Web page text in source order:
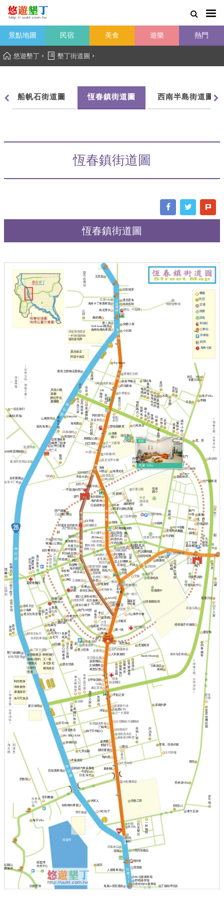
景點地圖 民宿 美食 遊樂 熱門
悠遊墾丁 › 墾丁街道圖 ›
船帆石街道圖 恆春鎮街道圖 西南半島街道圖
恆春鎮街道圖
恆春鎮街道圖
民宿
芃家 Villa
五里庭
餐廳
民宿
交通
娛樂
其他
加油站
公車站
停車場
廁所
海角七號
飛靶射擊場
往下接南灣北區
往後壁湖
驛站（可驗車）
南北潛水
小太陽
中華電信
富
群
149
咖
啡
燦
坤
尚
格
租
車
慕蘭
美國點心屋
薑母鴨
拉亞漢堡
85度C
瑪瑪米亞
黑藩租車
木箱火鍋
山風飛羽
藍色海遇
監理所
初夏日和
僑勇
國小
正一大賣場
全聯
莫尼克早午餐
四季
日內瓦
不能過的西門
北門
西門
海的顏色
海的顏色
亞福租車
兒童公園 恆春
國小
中正
游泳池
清水
越南料理
小牛村
阿賢牛排
包手
縣城
立體停車場
39焗烤
恆春公有市場
福記蒸餃
黑仔の店
阿香羊肉
阿鴻麵店
宏迪 戶政
恆春
分局
東門
50巷 東風
中元
搶孤
場地
出
火
東門
星
星
有
機
田
園
鎮公所
圖書館
消防局
衛生所
恆春地政
艾倫
恆春國中
恆春轉運站
恆春國稅局
小山東早午餐
第一銀行
南門醫院
白羊道
屈臣氏
秋香
和欣
租車
老街飯包
南方皇后
西門廣場
三山國王廟
阿嘉送信的老街
木屐王
阿伯綠豆饌
天
后
宮
週
日
夜
市
基督教醫院
幸福
墾丁
阿嘉上班
的郵局
阿嘉
的家
柯記
我愛墾丁
綠豆蒜
王家麵店
金像
夥計之家冬粉鴨
珍竹林
李記
鴻蘋果
海相遇
郵局
南都冰店
農會超市
恆農假期
南門
佐丹奴服飾店
人和素食館
豆豆甜品屋
謝家麵店
古城機車
萬豐豆漿
恆春
旅遊醫院
豐味關東煮
古早味蛋糕
全聯
砂島甩尾場
夏日休閒
河堤
冠君KTV
正一大賣場
三輪車
本氣食堂
達美樂
老舖子
鴨肉蔡
素食麵
精緻汽車保養場
照利餐廳
自來水
公司
龍鑾潭
自然中心
往關山
西海岸
龍鑾潭
原鄉的夢
恆春工商
伊家人
名根烤肉專賣
小杜包子
赤
牛
嶺
戀戀121
一
杯
咖
啡
四海食品
人傑賽車場
鬼屋vs密室逃脫
洪師傅
尋寶屋
PK玩家賽車場
喜哈哈PK賽車場
50嵐
城
外
小
館
君
喬
1號旅店
美夢
成真
粉圓老店
臭脯餅老店
星
旅
行
樂
雅
居
歐戀
全聯
墨
磚
鹿境 生態梅花鹿園
瘋墾丁租車
好日子
夏苑
輕輕旅行
愛上恆春
野棧
慢遊
3000啤酒博物館
沐睦
北門家常菜
Zero+
時光輕旅
野戰漆彈場
崧好青草店
墾丁碰碰船
海芋Villa
覓思旅
去旅行
藻堂食音 88燒餃子
迎
薰
沐林會館
四
季
藏
春
渥田
寶順號
玉珍香
快樂
鳥地方
阿婆大腸包香腸
南
方
餃
子
拉
芙
樂
兒
彰化
銀行
自助洗衣店
恐龍賽車場
益香圓
承
攜
行
旅
田
中
宿
七美姑娘
食烤特烤肉專賣
花野井
佑
佑
11
號
公仔民宿
黃家早餐店
早點之家
夏一跳
洋蔥田
麋谷
恆。好
阿潭姨素材料
多
久
恆美111
冬粉鴨
牛肉拉麵
美林達Villa
天
工
享
棧
夏
樂
心
想
事
成
南門小吃部
象廚(弄海)
自在他方
防曬
日造
逐日光而居
興丼壽司
阿鴻素食
愛在恆春
多尼多尼
上好機車
隨
風
旅
行
拾日。Villa
台灣行運通
迷你小橘子
寶雅生活館
鈕
扣
倉
庫
好
消
息
波波廚房
茶の魔手
曹媽冷飲.炸雞
億園
貝殼小棧
樹
夏
飲
事
默默很甜
水蛙機車店
鼎
食
芳
昌平炸雞
大可茶樓
海的雜貨
洛
克
棕
櫚
宿
隨
緣
安可
Pizza
啄木鳥
悠恆
大鼻旅店
牛奶白
牛奶糖
幸
福
5
號
金
肯
Pig House
美
樂
雅
屋
轟稻機
李寓。恆春的家
發現新視界
拉丁美洲
風味餐坊
好漾城堡
瑞比兔
康逸旅宿
一起去旅行
星巴克
誠食
星悅
小城
海角卡丁車賽車場
尼可
迷客夏
FUN假趣
旅
攝
夏爾麗
柚子手作點心
甘味食堂
墾草趣
榙榙義手作披薩
海灘走走
四方食事
小
魚
之
家
寧檸民宿
耘
居
慕欣旅店
吾
醉
禾
庭
Sandy House
覓麗寓所
芃家
童
話
獅
子
座 玩
趣
快
樂
兔
辰
居
心悅築
海
海
天
光
老街文旅
立體停車場
洛可可旅店
遇見星海
小黑貝殼藝品
曾家牛肉麵
台北麵線/大腸麵線
河堤渡假酒店
小翠越南美食
三張椅髮廊
屋盛食堂
7號鍋
恆
春
機
場
大樹藥局
共融遊戲場
猴洞山公園
自助洗車場
玉女
豆花
春城
小海豚
肥春號
↑
四
溝
里
↑
海
生
館
頑
童
麻
辣
鍋
日造·深光
許家廚坊
隱
蔽
←
往
德
和
倆
筷
伴
森淼旅宿
馥
境
飯店民宿用品店
阿琴麵店
山
下
人
家
鹿ㄦ島
Chill house懶居
泰泰南洋料理
三富大酒店
陽明通運
武方牛排
南島假期
阿助壽司
HU BBQ BAR
嗜咖啡
肥貓南洋餐室
窩
墾
丁
小萍
的店
肉圓大王
三媽臭臭鍋
好宅148
縣城麵店
阿提卡旅店
海洋Villa
浪
趣
半
島
瑞拉斯
辰
峰
小南便當
東林海產餐廳
覓
謐
蒔
嶼
恆
春
社
福
館
逸
境
山
腳
東方足跡
好 鬆餅
峇里散散步
星。蓿
必勝客
輝哥生魚片
和平披薩
春嶼
香草天空
青
鳥
嶼
海
阿
嘉
耕
逃
木矞
心苑旅店
禾
金
豐
AND宅
Sleep lnn
松
桯
園
后
花
園
覓
旅
橘色旅店
孫東寶牛排
鵝
肉
喆
家
肉 Meat
曼
吉
亞
醉妃亭也
日日好適
八樂的家
熊麻吉
沄
玥
金享樂園
萊薩芙
早午餐
那
間
阿宗爌肉飯
雲
居
暮暮
山丘
日
境
沐
西
恆春民謠館
快樂小屋
挪
亞
之
家
虹瑤越南美食
喜喜美式餐廳
有
點
義
式
麻古茶坊
伯虎在二樓
回春咖啡
海角
42號
寵愛月台
藝鍋物
又一春
金享卡丁車
紅豆餅
福
德
宮
海吶 (隱岸)
星
語
恆春文化中心
有
春
臭
豆
腐
弘
記
炭
烤
滷
夫
麻
辣
燙
阿香姨
椒點
廚坊
日漫Villa
嬑順租車
一杓御湯鍋物
新
境
薛臭豆腐
春
吉
烤100分
香香豆花
賺食人
八方雲集
西門鴨香飯